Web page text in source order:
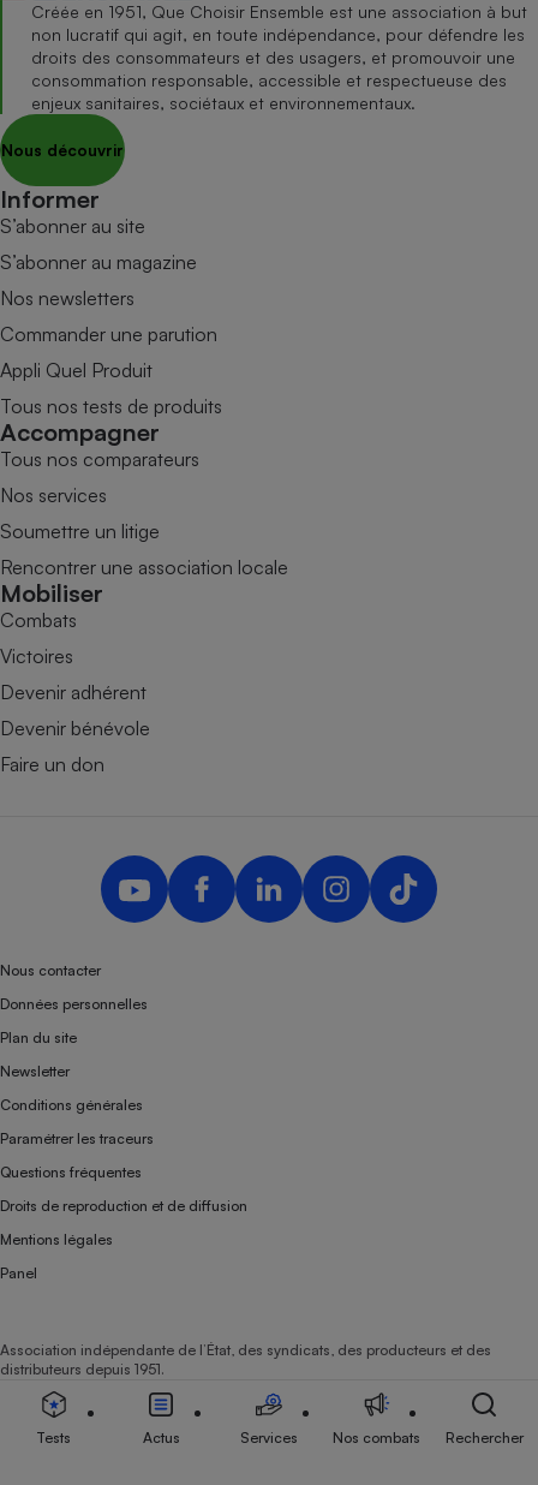
Créée en 1951, Que Choisir Ensemble est une association à but
non lucratif qui agit, en toute indépendance, pour défendre les
droits des consommateurs et des usagers, et promouvoir une
consommation responsable, accessible et respectueuse des
enjeux sanitaires, sociétaux et environnementaux.
Nous découvrir
Informer
S’abonner au site
S’abonner au magazine
Nos newsletters
Commander une parution
Appli Quel Produit
Tous nos tests de produits
Accompagner
Tous nos comparateurs
Nos services
Soumettre un litige
Rencontrer une association locale
Mobiliser
Combats
Victoires
Devenir adhérent
Devenir bénévole
Faire un don
Nous contacter
Données personnelles
Plan du site
Newsletter
Conditions générales
Paramétrer les traceurs
Questions fréquentes
Droits de reproduction et de diffusion
Mentions légales
Panel
Association indépendante de l’État, des syndicats, des producteurs et des
distributeurs depuis 1951.
Tests Actus Services Nos combats Rechercher